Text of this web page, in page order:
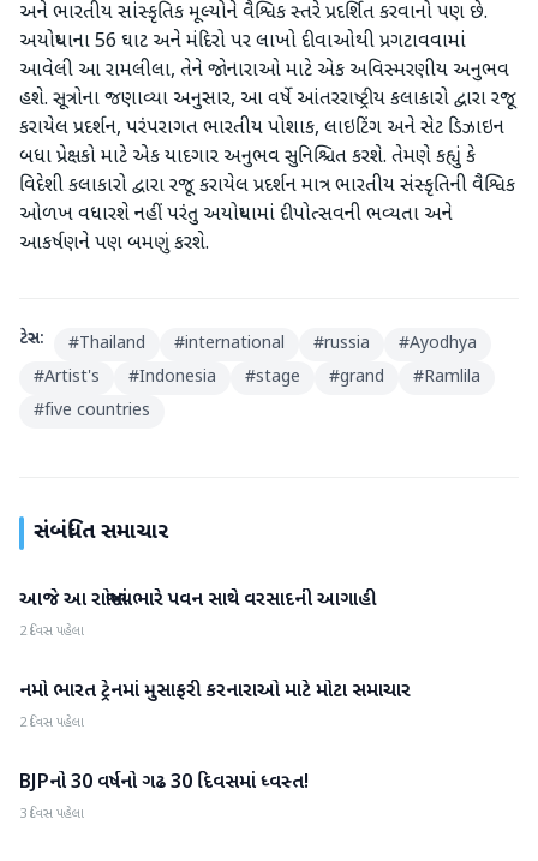
અને ભારતીય સાંસ્કૃતિક મૂલ્યોને વૈશ્વિક સ્તરે પ્રદર્શિત કરવાનો પણ છે.
અયોધ્યાના 56 ઘાટ અને મંદિરો પર લાખો દીવાઓથી પ્રગટાવવામાં
આવેલી આ રામલીલા, તેને જોનારાઓ માટે એક અવિસ્મરણીય અનુભવ
હશે. સૂત્રોના જણાવ્યા અનુસાર, આ વર્ષે આંતરરાષ્ટ્રીય કલાકારો દ્વારા રજૂ
કરાયેલ પ્રદર્શન, પરંપરાગત ભારતીય પોશાક, લાઇટિંગ અને સેટ ડિઝાઇન
બધા પ્રેક્ષકો માટે એક યાદગાર અનુભવ સુનિશ્ચિત કરશે. તેમણે કહ્યું કે
વિદેશી કલાકારો દ્વારા રજૂ કરાયેલ પ્રદર્શન માત્ર ભારતીય સંસ્કૃતિની વૈશ્વિક
ઓળખ વધારશે નહીં પરંતુ અયોધ્યામાં દીપોત્સવની ભવ્યતા અને
આકર્ષણને પણ બમણું કરશે.
ટેગ્સ: #Thailand #international #russia #Ayodhya
#Artist's #Indonesia #stage #grand #Ramlila
#five countries
સંબંધિત સમાચાર
રાષ્ટ્રીય
આજે આ રાજ્યોમાં ભારે પવન સાથે વરસાદની આગાહી
2 દિવસ પહેલા
રાષ્ટ્રીય
નમો ભારત ટ્રેનમાં મુસાફરી કરનારાઓ માટે મોટા સમાચાર
2 દિવસ પહેલા
રાષ્ટ્રીય
BJPનો 30 વર્ષનો ગઢ 30 દિવસમાં ધ્વસ્ત!
3 દિવસ પહેલા